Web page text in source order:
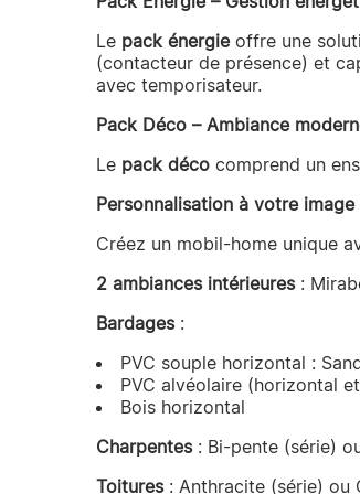
Le pack énergieoffre une
(contacteur de présence) et
avec temporisateur.
Pack Déco – Ambiance
Le pack déco comprend un
Personnalisation à votre image
Créez un mobil-home unique
2 ambiances intérieures:
Bardages:
PVC souple horizontal :
PVC alvéolaire (horizontal
Bois horizontal
Charpentes: Bi-pente (série)
Toitures: Anthracite (série) ou